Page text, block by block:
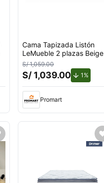
Cama Tapizada Listón
LeMueble 2 plazas Beige
S/ 1,059.00
S/ 1,039.00 1%
Promart